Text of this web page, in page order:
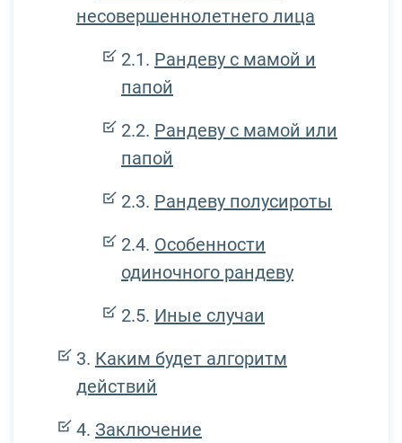
несовершеннолетнего лица
Рандеву с мамой и
папой
Рандеву с мамой или
папой
Рандеву полусироты
Особенности
одиночного рандеву
Иные случаи
Каким будет алгоритм
действий
Заключение